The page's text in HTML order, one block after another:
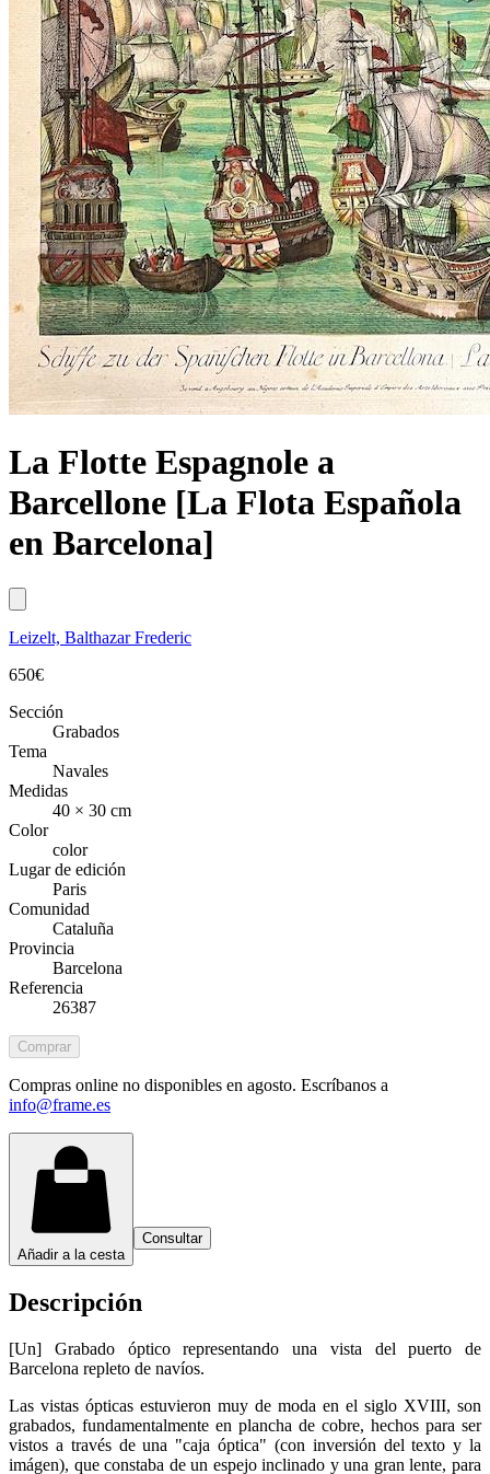
La Flotte Espagnole a
Barcellone [La Flota Española
en Barcelona]
Leizelt, Balthazar Frederic
650€
Sección
Grabados
Tema
Navales
Medidas
40 × 30 cm
Color
color
Lugar de edición
Paris
Comunidad
Cataluña
Provincia
Barcelona
Referencia
26387
Comprar
Compras online no disponibles en agosto. Escríbanos a
info@frame.es
Añadir a la cesta
Consultar
Descripción
[Un] Grabado óptico representando una vista del puerto de
Barcelona repleto de navíos.
Las vistas ópticas estuvieron muy de moda en el siglo XVIII, son
grabados, fundamentalmente en plancha de cobre, hechos para ser
vistos a través de una "caja óptica" (con inversión del texto y la
imágen), que constaba de un espejo inclinado y una gran lente, para